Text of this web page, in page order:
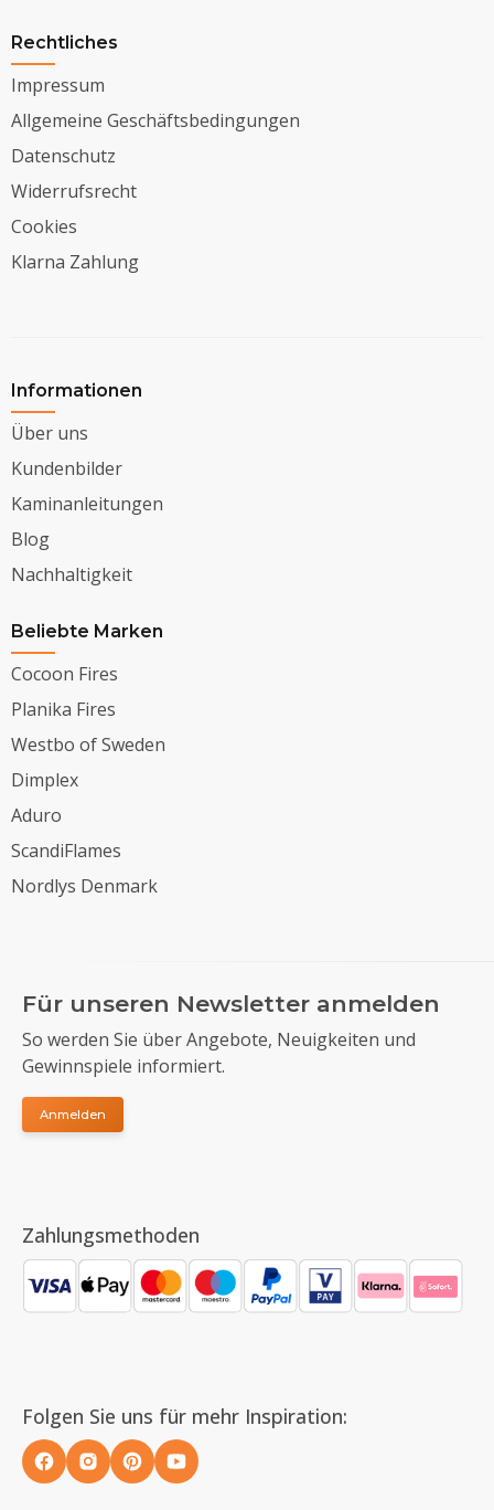
Rechtliches
Impressum
Allgemeine Geschäftsbedingungen
Datenschutz
Widerrufsrecht
Cookies
Klarna Zahlung
Informationen
Über uns
Kundenbilder
Kaminanleitungen
Blog
Nachhaltigkeit
Beliebte Marken
Cocoon Fires
Planika Fires
Westbo of Sweden
Dimplex
Aduro
ScandiFlames
Nordlys Denmark
Für unseren Newsletter anmelden
So werden Sie über Angebote, Neuigkeiten und
Gewinnspiele informiert.
Anmelden
Zahlungsmethoden
Folgen Sie uns für mehr Inspiration: